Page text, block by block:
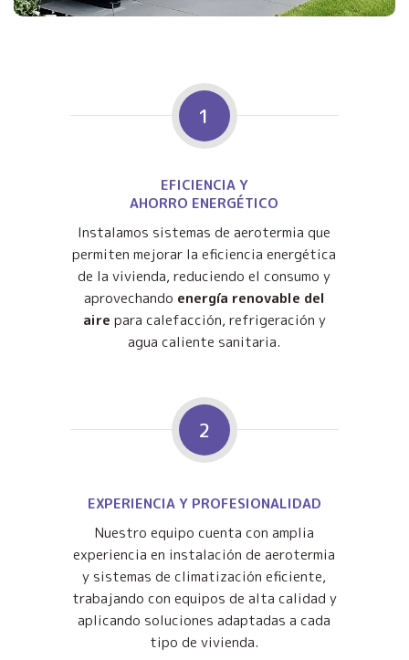
1
EFICIENCIA Y
AHORRO ENERGÉTICO
Instalamos sistemas de aerotermia que
permiten mejorar la eficiencia energética
de la vivienda, reduciendo el consumo y
aprovechando energía renovable del
aire para calefacción, refrigeración y
agua caliente sanitaria.
2
EXPERIENCIA Y PROFESIONALIDAD
Nuestro equipo cuenta con amplia
experiencia en instalación de aerotermia
y sistemas de climatización eficiente,
trabajando con equipos de alta calidad y
aplicando soluciones adaptadas a cada
tipo de vivienda.